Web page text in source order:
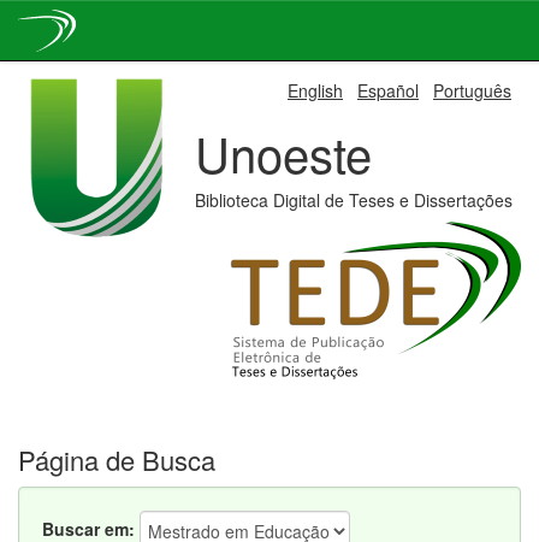
English Español Português
Unoeste
Biblioteca Digital de Teses e Dissertações
Página de Busca
Buscar em: